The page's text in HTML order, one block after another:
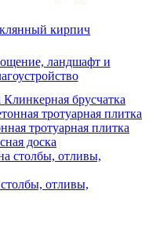
кирпич
ландшафт и
Клинкерная брусчатка
тротуарная плитка
доска
отливы,